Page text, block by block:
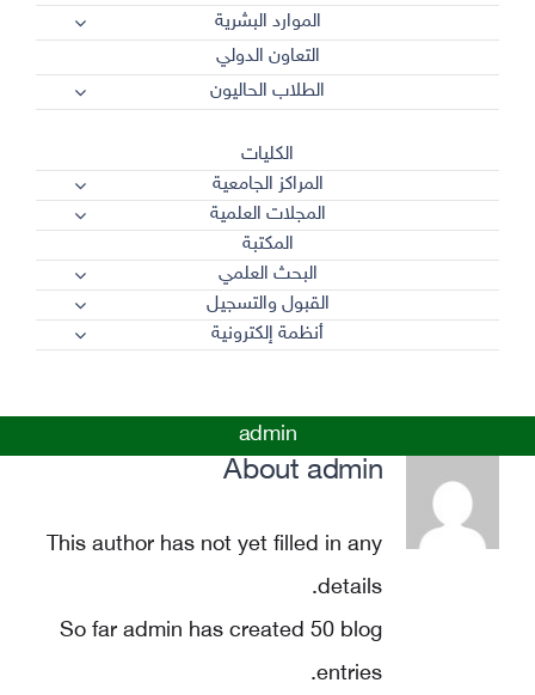
الموارد البشرية
التعاون الدولي
الطلاب الحاليون
الكليات
المراكز الجامعية
المجلات العلمية
المكتبة
البحث العلمي
القبول والتسجيل
أنظمة إلكترونية
admin
About admin
This author has not yet filled in any
details.
So far admin has created 50 blog
entries.